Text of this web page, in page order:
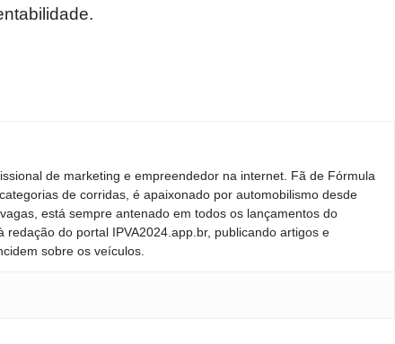
de marketing e empreendedor na internet. Fã de Fórmula
de corridas, é apaixonado por automobilismo desde
está sempre antenado em todos os lançamentos do
redação do portal IPVA2024.app.br, publicando artigos e
sobre os veículos.